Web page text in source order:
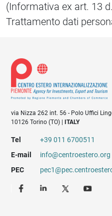
(Informativa ex art. 13
Trattamento dati
via Nizza 262 int. 56 - Polo Uffici
10126 Torino (TO) |
ITALY
Tel
+39 011 6700511
E-mail
info@centroestero.org
PEC